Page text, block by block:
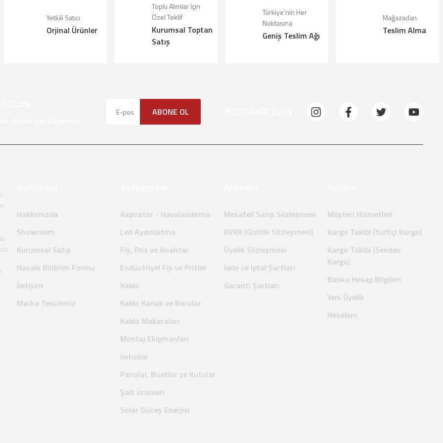
Yetkili Satıcı
Orjinal Ürünler
Toplu Alımlar İçin
Özel Teklif
Kurumsal Toptan
Satış
Türkiye’nin Her
Noktasına
Geniş Teslim Ağı
Mağazadan
Teslim Alma
ABONE OL
Hakkımızda
Showroom
Kurumsal Satış
Havale Bildirim Formu
İletişim
Marka Tescilimiz
Aspiratör - Havalandırma
Led Aydınlatma
Fiş, Priz ve Anahtar
Endüstriyel Fiş ve Prizler
Kablo
Kablo Kanalı ve Borular
Kablo Makaraları
Montaj Ekipmanları
Isıtıcılar
Panolar, Buatlar ve Kutular
Şalt Ürünleri
Solar Güneş Enerjisi
Mesafeli Satış Sözleşmesi
KVKK (Gizlilik Sözleşmesi)
Üyelik Sözleşmesi
İade ve İptal Şartları
Garanti Şartları
Müşteri Hizmetleri
Kargo Takibi (Yurtiçi Kargo)
Kargo Takibi (Sendeo
Kargo)
Banka Hesap Bilgileri
Yeni Üyelik
Hesabım